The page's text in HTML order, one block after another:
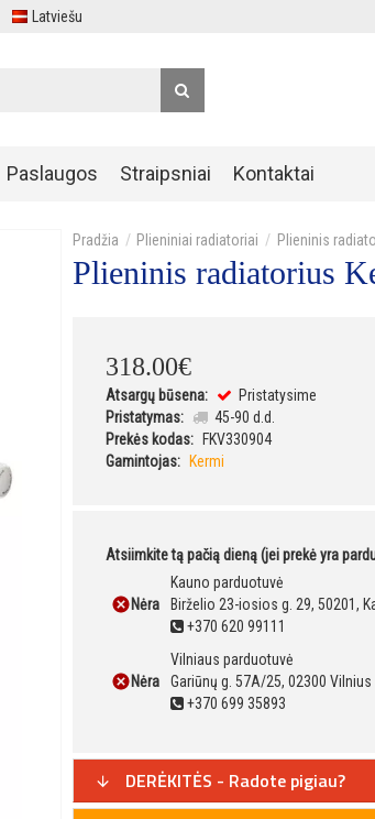
Latviešu
Paslaugos Straipsniai Kontaktai
Plieniniai radiatoriai Plieninis
Plieninis radiatorius
318.00€
Atsargų būsena:
Pristatysime
Pristatymas:
45-90 d.d.
Prekės kodas:
FKV330904
Gamintojas:
Kermi
Atsiimkite tą pačią dieną (jei prekė yra
Nėra
Kauno parduotuvė
Birželio 23-iosios g. 29, 50201,
+370 620 99111
Nėra
Vilniaus parduotuvė
Gariūnų g. 57A/25, 02300 Vilnius
+370 699 35893
DERĖKITĖS - Radote pigiau?